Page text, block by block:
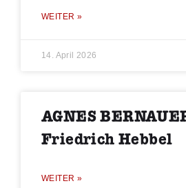
WEITER »
14. April 2026
AGNES
Friedrich Hebbel
WEITER »